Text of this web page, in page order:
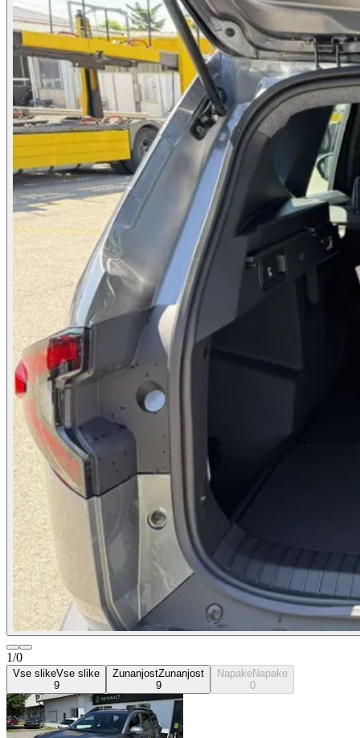
1/0
Vse slikeVse slike
9
ZunanjostZunanjost
9
NapakeNapake
0